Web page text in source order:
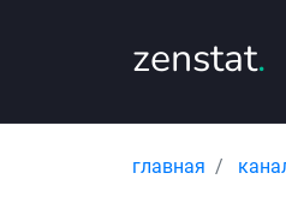
zenstat.
главная